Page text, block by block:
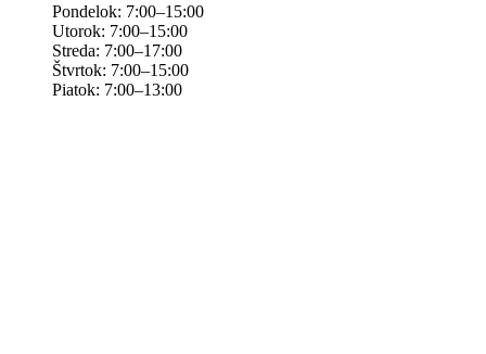
Pondelok: 7:00–15:00
Utorok: 7:00–15:00
Streda: 7:00–17:00
Štvrtok: 7:00–15:00
Piatok: 7:00–13:00